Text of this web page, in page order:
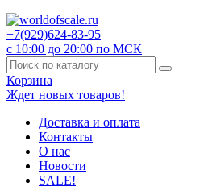
+7(929)624-83-95
с 10:00 до 20:00 по МСК
Корзина
Ждет новых товаров!
Доставка и оплата
Контакты
О нас
Новости
SALE!